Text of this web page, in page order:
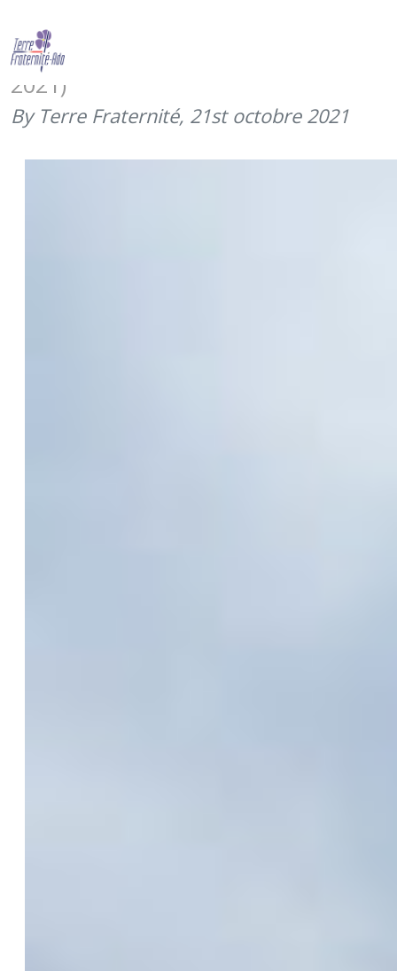
Montée de l’Alpe d’Huez au profit de
Terre Fraternité (activité en juin
2021)
By Terre Fraternité, 21st octobre 2021